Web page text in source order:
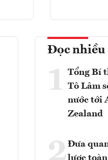
Đọc nhiều
1 Tổng Bí
Tô Lâm
nước tới
Zealand
2Đưa
lược